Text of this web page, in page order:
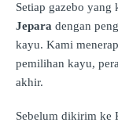
Setiap gazebo
Jepara dengan
kayu. Kami
pemilihan kayu,
akhir.
Sebelum dikirim ke